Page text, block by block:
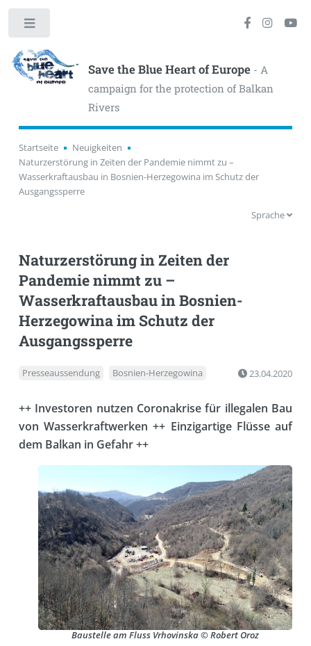
Save the Blue Heart of Europe- A
campaign for the protection of Balkan
Rivers
Startseite
Neuigkeiten
Naturzerstörung in Zeiten der Pandemie nimmt zu –
Wasserkraftausbau in Bosnien-Herzegowina im Schutz der
Ausgangssperre
Sprache
Naturzerstörung in Zeiten der
Pandemie nimmt zu –
Wasserkraftausbau in Bosnien-
Herzegowina im Schutz der
Ausgangssperre
Presseaussendung Bosnien-Herzegowina 23.04.2020
++ Investoren nutzen Coronakrise für illegalen Bau
von Wasserkraftwerken ++ Einzigartige Flüsse auf
dem Balkan in Gefahr ++
Baustelle am Fluss Vrhovinska © Robert Oroz